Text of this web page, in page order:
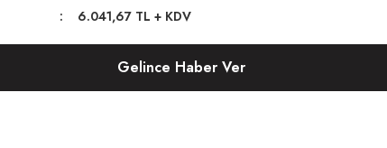
6.041,67 TL + KDV
Gelince Haber Ver